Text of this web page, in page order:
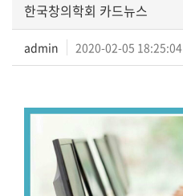
한국창의학회 카드뉴스
admin 2020-02-05 18:25:04